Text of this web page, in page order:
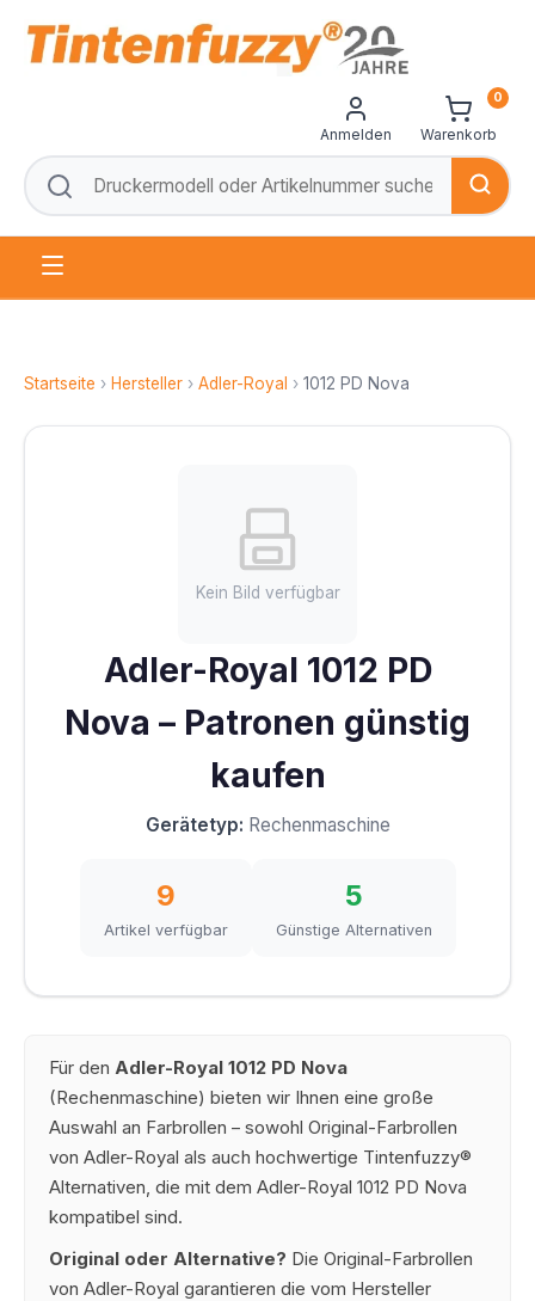
Anmelden Warenkorb
0
Startseite › Hersteller › Adler-Royal › 1012 PD Nova
Kein Bild verfügbar
Adler-Royal 1012 PD
Nova – Patronen günstig
kaufen
Gerätetyp: Rechenmaschine
9
Artikel verfügbar
5
Günstige Alternativen
Für den Adler-Royal 1012 PD Nova
(Rechenmaschine) bieten wir Ihnen eine große
Auswahl an Farbrollen – sowohl Original-Farbrollen
von Adler-Royal als auch hochwertige Tintenfuzzy®
Alternativen, die mit dem Adler-Royal 1012 PD Nova
kompatibel sind.
Original oder Alternative? Die Original-Farbrollen
von Adler-Royal garantieren die vom Hersteller